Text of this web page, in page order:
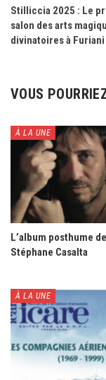
Stilliccia 2025 : Le
salon des arts
divinatoires à Furiani
VOUS
À LA UNE
L’album posthume de
Stéphane Casalta
À LA UNE